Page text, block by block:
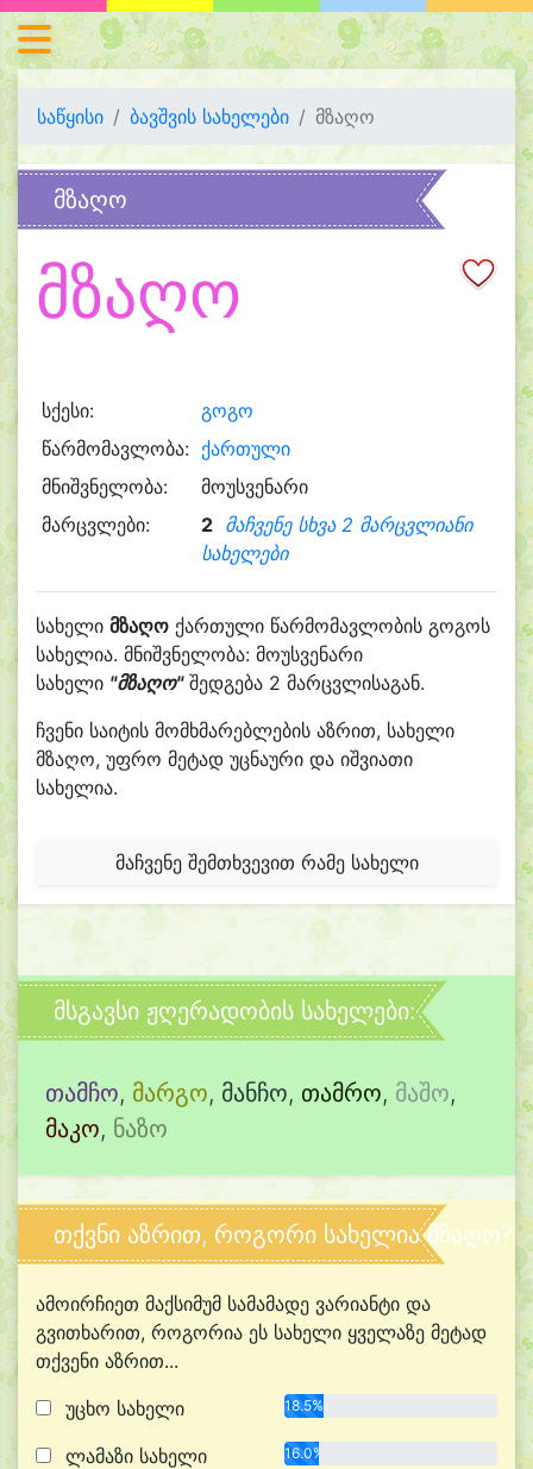
საწყისი ბავშვის სახელები მზაღო
მზაღო
მზაღო
სქესი:
გოგო
წარმომავლობა: ქართული
მნიშვნელობა:
მოუსვენარი
მარცვლები:
2 მაჩვენე სხვა 2 მარცვლიანი
სახელები
სახელი მზაღო ქართული წარმომავლობის გოგოს
სახელია. მნიშვნელობა: მოუსვენარი
სახელი "მზაღო"შედგება 2 მარცვლისაგან.
ჩვენი საიტის მომხმარებლების აზრით, სახელი
მზაღო, უფრო მეტად უცნაური და იშვიათი
სახელია.
მაჩვენე შემთხვევით რამე სახელი
მსგავსი ჟღერადობის სახელები:
თამჩო, მარგო, მანჩო, თამრო, მაშო,
მაკო, ნაზო
თქვნი აზრით, როგორი სახელია მზაღო?
ამოირჩიეთ მაქსიმუმ სამამადე ვარიანტი და
გვითხარით, როგორია ეს სახელი ყველაზე მეტად
თქვენი აზრით...
უცხო სახელი
18.5%
ლამაზი სახელი 16.0%